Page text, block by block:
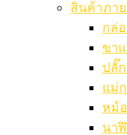
สินค้าภา
กล่
ขา
ปลั๊
แม่
หม้
นา